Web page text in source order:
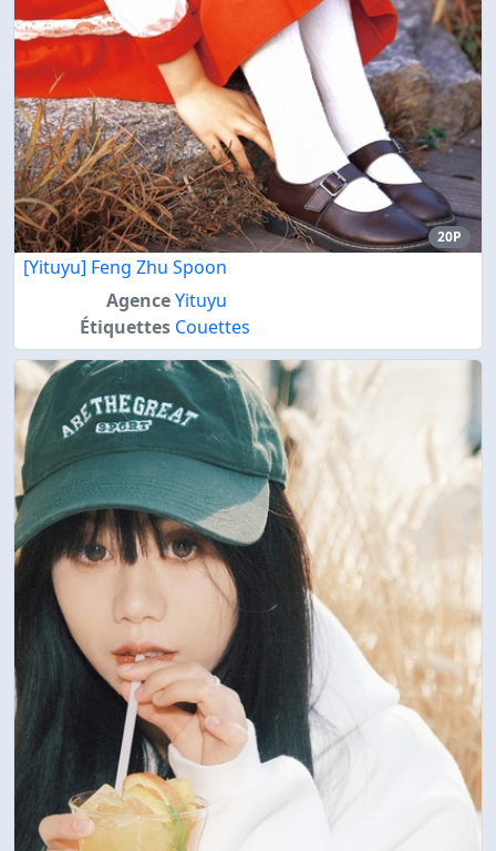
20P
[Yituyu] Feng Zhu Spoon
AgenceYituyu
Étiquettes Couettes